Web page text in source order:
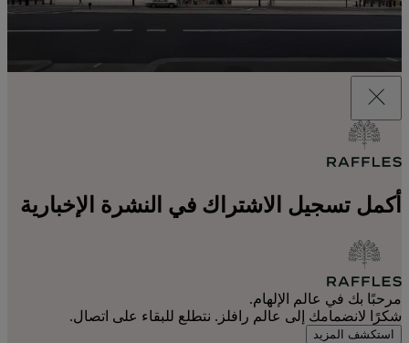
أكمل تسجيل الاشتراك في النشرة الإخبارية
مرحبًا بك في عالم الإلهام.
شكرًا لانضمامك إلى عالم رافلز. نتطلع للبقاء على اتصال.
استكشف المزيد